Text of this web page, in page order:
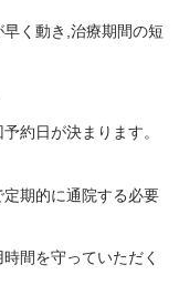
く動き,治療期間の短
約日が決まります。
期的に通院する必要
間を守っていただく